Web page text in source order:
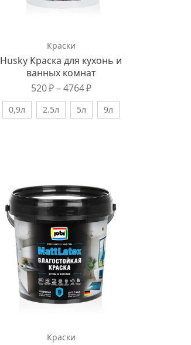
Краски
Husky Краска для кухонь и
ванных комнат
520₽ – 4764₽
0,9л 2.5л 5л 9л
Краски